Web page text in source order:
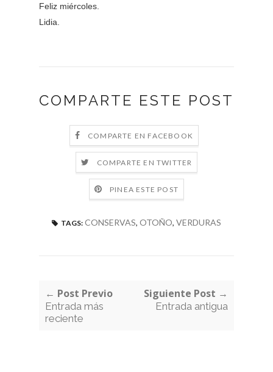
Feliz miércoles.
Lidia.
COMPARTE ESTE POST
COMPARTE EN FACEBOOK
COMPARTE EN TWITTER
PINEA ESTE POST
TAGS: CONSERVAS, OTOÑO, VERDURAS
← Post Previo
Entrada más
reciente
Siguiente Post →
Entrada antigua